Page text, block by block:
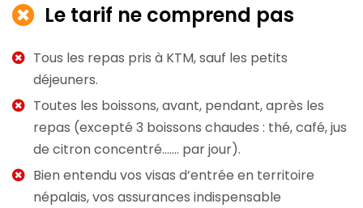
Le tarif ne comprend pas
Tous les repas pris à KTM, sauf les petits
déjeuners.
Toutes les boissons, avant, pendant, après les
repas (excepté 3 boissons chaudes : thé, café, jus
de citron concentré……. par jour).
Bien entendu vos visas d’entrée en territoire
népalais, vos assurances indispensable